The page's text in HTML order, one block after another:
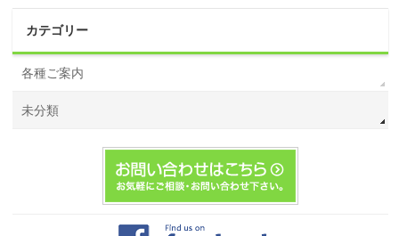
カテゴリー
各種ご案内
未分類